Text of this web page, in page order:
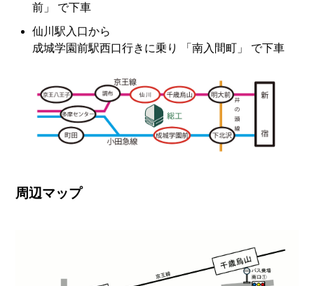
前」 で下車
仙川駅入口から
成城学園前駅西口行きに乗り 「南入間町」 で下車
周辺マップ